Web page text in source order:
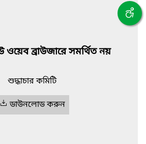
ওয়েব ব্রাউজারে সমর্থিত নয়
শুদ্ধাচার কমিটি
ডাউনলোড করুন